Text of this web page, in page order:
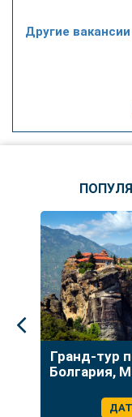
Другие
Гранд-тур
Болгария,